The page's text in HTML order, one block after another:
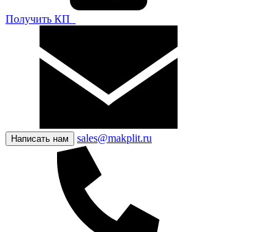
Получить КП
Написать нам sales@makplit.ru